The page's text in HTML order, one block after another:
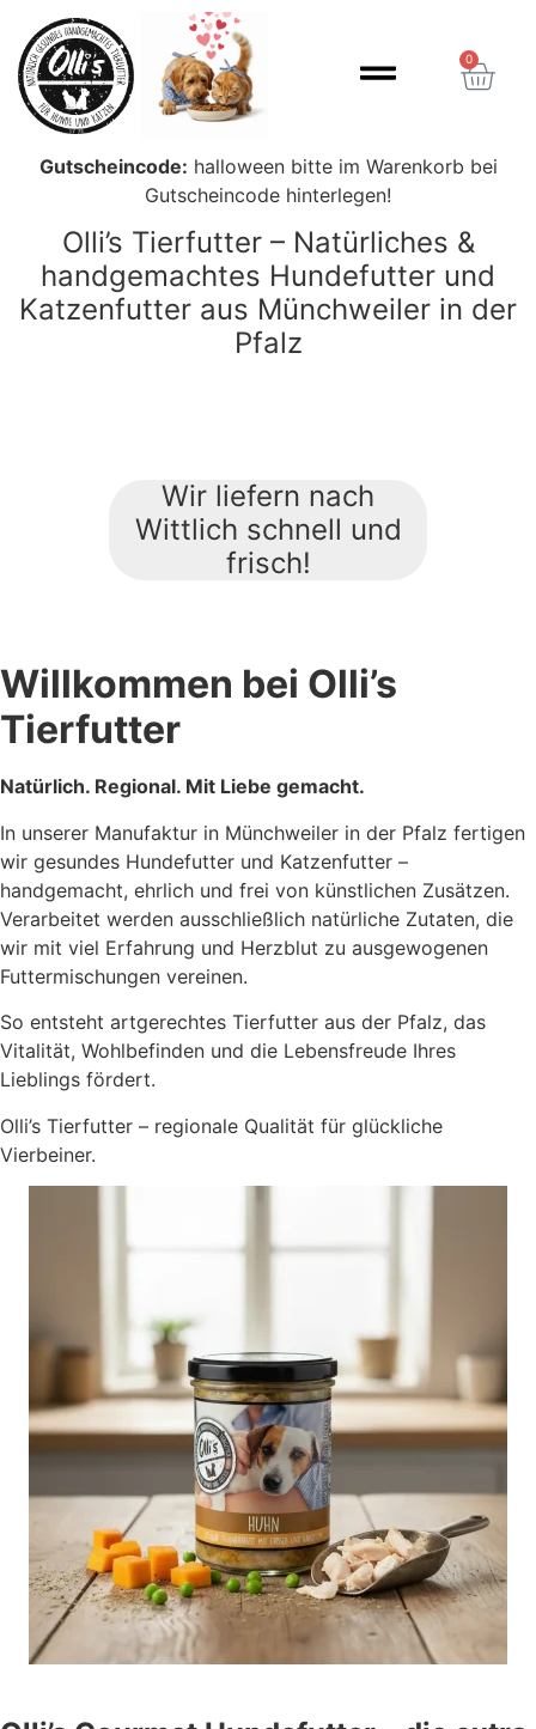
springen
0
Gutscheincode: halloween bitte im Warenkorb bei
Gutscheincode hinterlegen!
Olli’s Tierfutter – Natürliches &
handgemachtes Hundefutter und
Katzenfutter aus Münchweiler in der
Pfalz
Wir liefern nach
Wittlich schnell und
frisch!
Willkommen bei Olli’s
Tierfutter
Natürlich. Regional. Mit Liebe gemacht.
In unserer Manufaktur in Münchweiler in der Pfalz fertigen
wir gesundes Hundefutter und Katzenfutter –
handgemacht, ehrlich und frei von künstlichen Zusätzen.
Verarbeitet werden ausschließlich natürliche Zutaten, die
wir mit viel Erfahrung und Herzblut zu ausgewogenen
Futtermischungen vereinen.
So entsteht artgerechtes Tierfutter aus der Pfalz, das
Vitalität, Wohlbefinden und die Lebensfreude Ihres
Lieblings fördert.
Olli’s Tierfutter – regionale Qualität für glückliche
Vierbeiner.